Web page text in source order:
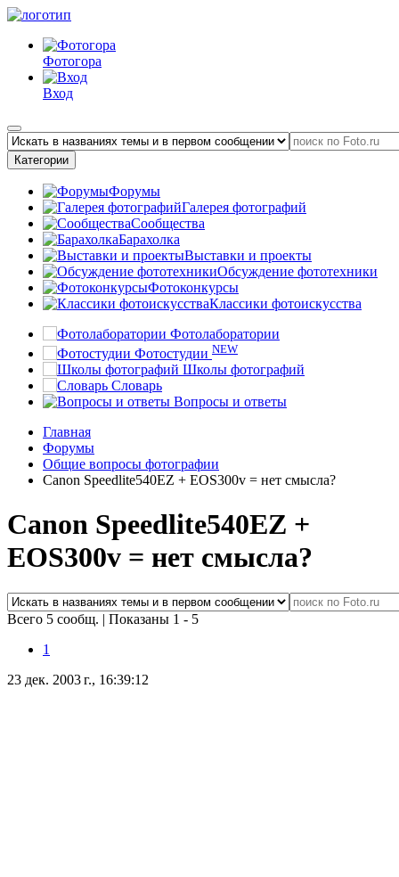
Фотогора
Вход
Категории
Форумы
Галерея фотографий
Сообщества
Барахолка
Выставки и проекты
Обсуждение фототехники
Фотоконкурсы
Классики фотоискусства
Фотолаборатории
Фотостудии NEW
Школы фотографий
Словарь
Вопросы и ответы
Главная
Форумы
Общие вопросы фотографии
Canon Speedlite540EZ + EOS300v = нет смысла?
Canon Speedlite540EZ +
EOS300v = нет смысла?
Всего 5 сообщ. | Показаны 1 - 5
1
23 дек. 2003 г., 16:39:12